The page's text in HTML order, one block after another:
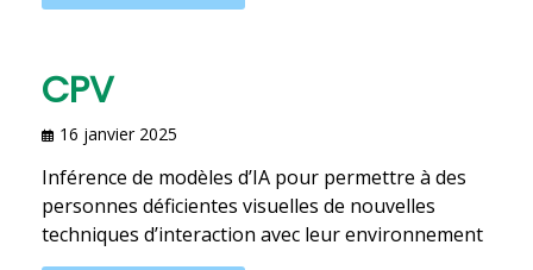
CPV
16 janvier 2025
Inférence de modèles d’IA pour permettre à des
personnes déficientes visuelles de nouvelles
techniques d’interaction avec leur environnement